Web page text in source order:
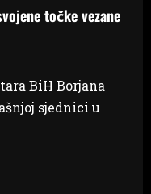
točke vezane
BiH Borjana
sjednici u